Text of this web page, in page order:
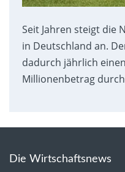
Seit Jahren steigt die
in Deutschland an.
dadurch jährlich
Millionenbetrag
Die Wirtschaftsnews